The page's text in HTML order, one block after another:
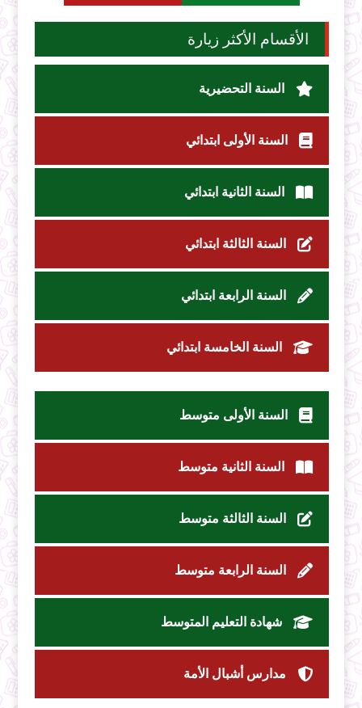
الأقسام الأكثر زيارة
السنة التحضيرية
السنة الأولى ابتدائي
السنة الثانية ابتدائي
السنة الثالثة ابتدائي
السنة الرابعة ابتدائي
السنة الخامسة ابتدائي
السنة الأولى متوسط
السنة الثانية متوسط
السنة الثالثة متوسط
السنة الرابعة متوسط
شهادة التعليم المتوسط
مدارس أشبال الأمة